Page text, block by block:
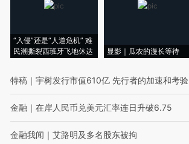
“入侵”还是“人道危机” 难
民潮撕裂西班牙飞地休达
显影｜瓜农的漫长等待
特稿 ｜ 宇树发行市值610亿 先行者的加速和考验
金融 ｜ 在岸人民币兑美元汇率连日升破6.75
金融我闻 ｜ 艾路明及多名股东被拘